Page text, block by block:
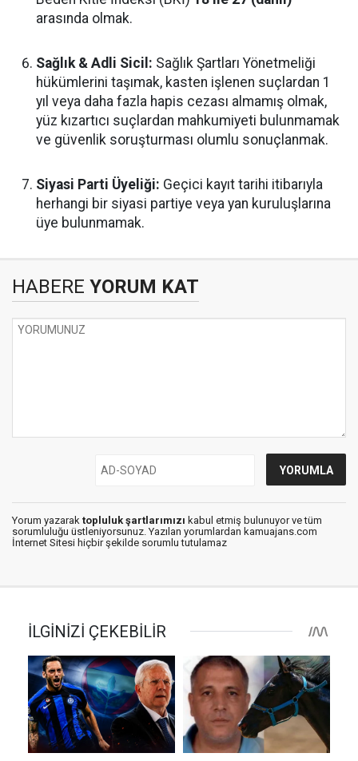
arasında olmak.
Sağlık & Adli Sicil: Sağlık Şartları Yönetmeliği
hükümlerini taşımak, kasten işlenen suçlardan 1
yıl veya daha fazla hapis cezası almamış olmak,
yüz kızartıcı suçlardan mahkumiyeti bulunmamak
ve güvenlik soruşturması olumlu sonuçlanmak.
Siyasi Parti Üyeliği: Geçici kayıt tarihi itibarıyla
herhangi bir siyasi partiye veya yan kuruluşlarına
üye bulunmamak.
HABERE YORUM KAT
Yorum yazarak topluluk şartlarımızı kabul etmiş bulunuyor ve tüm
sorumluluğu üstleniyorsunuz. Yazılan yorumlardan kamuajans.com
İnternet Sitesi hiçbir şekilde sorumlu tutulamaz